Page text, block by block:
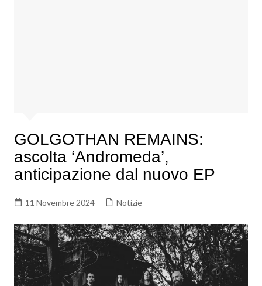
GOLGOTHAN REMAINS:
ascolta ‘Andromeda’,
anticipazione dal nuovo EP
11 Novembre 2024 Notizie